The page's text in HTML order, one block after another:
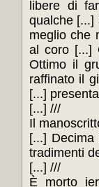
libere di
qualche [...]
meglio che
al coro [...]
Ottimo il
raffinato il
[...]
[...] ///
Il
[...]
tradimenti
[...] ///
È morto